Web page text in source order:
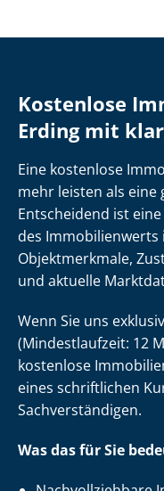
Kostenlose
Erding mit
Eine kostenlose
mehr leisten als eine
Entscheidend ist
des Immobilienwerts
Objektmerkmale,
und aktuelle
Wenn Sie uns
(Mindestlaufzeit: 12
kostenlose
eines schriftlichen
Sach­ver­stän­di­gen.
Was das für Sie